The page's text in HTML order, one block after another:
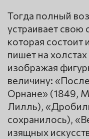
Тогда полный
устраивает свою
которая
пишет на
изображая
величину:
Орнане» (1849,
Лилль),
сохранилось),
изящных